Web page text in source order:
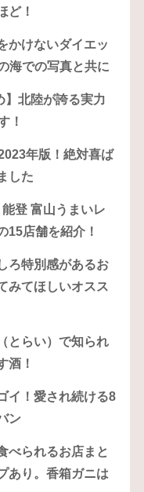
ど！
かけないダイエッ
海での写真と共に
】北陸が誇る実力
！
年版！絶対喜ば
した
登 富山うまいレ
15店舗を紹介！
ろ特別感があるお
みてほしいオスス
とらい）で知られ
酒！
イ！愛され続ける8
ン
べられるお店まと
あり。香箱ガニは